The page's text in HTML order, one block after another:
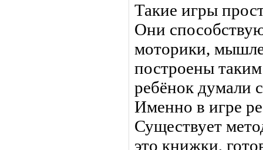
Такие игры
Они
моторики,
построены
ребёнок думали
Именно в игре
Существует
это книжки,